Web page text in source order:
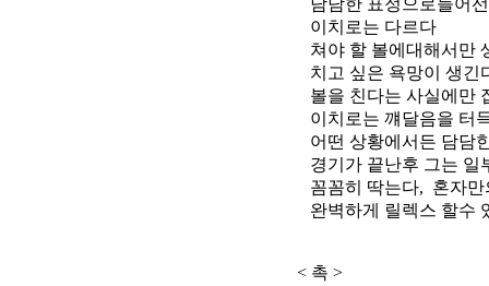
담담한 표정으로들어선다
이치로는 다르다
쳐야 할 볼에대해서만 생
치고 싶은 욕망이 생긴다
볼을 친다는 사실에만
이치로는 꺠달음을 터득
어떤 상황에서든 담담한
경기가 끝난후 그는 일부
꼼꼼히 딱는다, 혼자만
완벽하게 릴렉스 할수 있
< 촉 >